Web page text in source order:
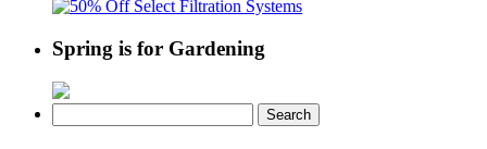
Spring is for Gardening
for: